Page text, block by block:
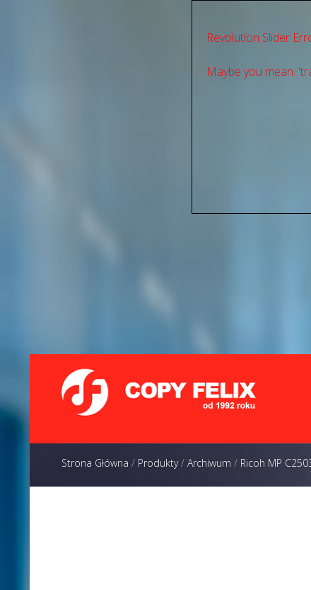
Revolution Slider
Maybe you mean:
Strona Główna / Produkty/ Archiwum / Ricoh MP